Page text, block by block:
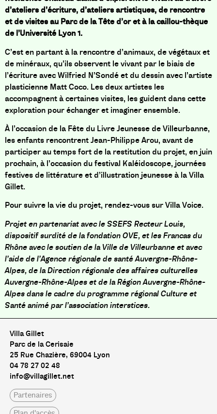
d’ateliers d’écriture, d’ateliers artistiques, de rencontre
et de visites au Parc de la Tête d’or et à la caillou-thèque
de l’Université Lyon 1.
C’est en partant à la rencontre d’animaux, de végétaux et
de minéraux, qu’ils observent le vivant par le biais de
l’écriture avec Wilfried N’Sondé et du dessin avec l’artiste
plasticienne Matt Coco. Les deux artistes les
accompagnent à certaines visites, les guident dans cette
exploration pour échanger et imaginer ensemble.
À l’occasion de la Fête du Livre Jeunesse de Villeurbanne,
les enfants rencontrent Jean-Philippe Arou, avant de
participer au temps fort de la restitution du projet, en juin
prochain, à l’occasion du festival Kaléidoscope, journées
festives de littérature et d’illustration jeunesse à la Villa
Gillet.
Pour suivre la vie du projet, rendez-vous surVilla Voice.
Projet en partenariat avec le SSEFS Recteur Louis,
dispositif surdité de la fondation OVE, et les Francas du
Rhône avec le soutien de la Ville de Villeurbanne et avec
l’aide de l’Agence régionale de santé Auvergne-Rhône-
Alpes, de la Direction régionale des affaires culturelles
Auvergne-Rhône-Alpes et de la Région Auvergne-Rhône-
Alpes dans le cadre du programme régional Culture et
Santé animé par l’association interstices.
Villa Gillet
Parc de la Cerisaie
25 Rue Chazière, 69004 Lyon
04 78 27 02 48
info@villagillet.net
Partenaires